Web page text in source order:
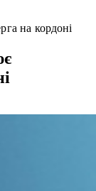
на кордоні